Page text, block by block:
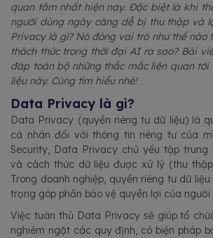
quan tâm nhất hiện nay. Đặc biệt là khi
người dùng ngày càng dễ bị thu thập và
Privacy là gì? Nó đóng vai trò như thế nào
thách thức trong thời đại AI ra sao? Bài
đáp toàn bộ những thắc mắc liên quan
liệu này. Cùng tìm hiểu nhé!
Data Privacy là gì?
Data Privacy (quyền riêng tư dữ liệu) là
cá nhân đối với thông tin riêng tư của
Security, Data Privacy chủ yếu tập
và cách thức dữ liệu được xử lý (thu
Trong doanh nghiệp, quyền riêng tư dữ
trọng góp phần bảo vệ quyền lợi của người
Việc tuân thủ Data Privacy sẽ giúp tổ
nghiêm ngặt các quy định, có biện pháp